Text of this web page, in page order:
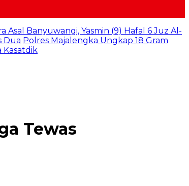
Asal Banyuwangi, Yasmin (9) Hafal 6 Juz Al-
Dua Polres Majalengka Ungkap 18 Gram
Kasatdik
Tewas